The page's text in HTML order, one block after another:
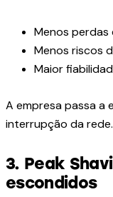
Menos
Menos riscos
Maior
A empresa passa a
interrupção da rede.
3. Peak
escondidos